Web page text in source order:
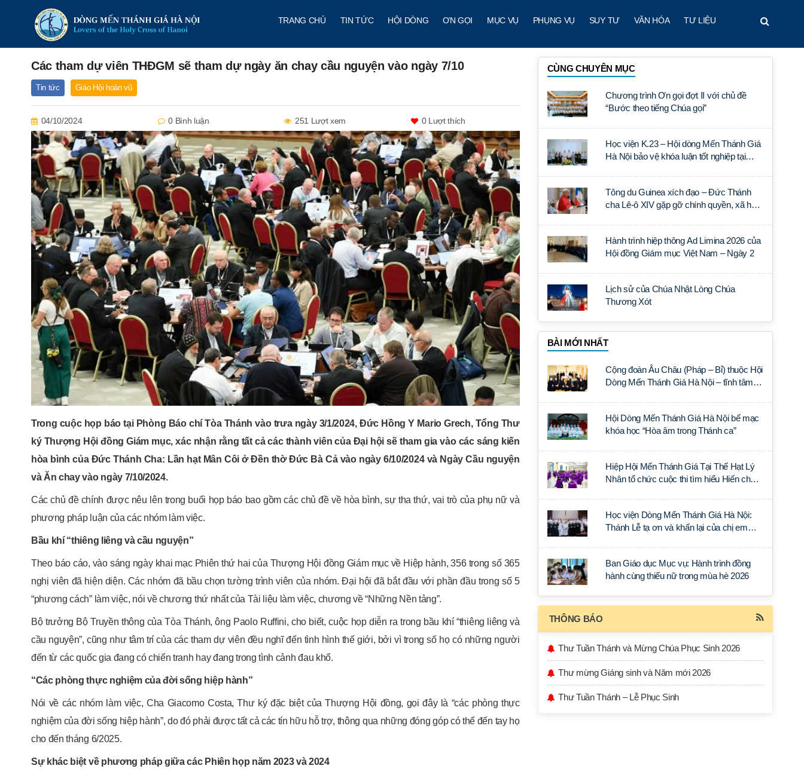
TRANG CHỦ TIN TỨC HỘI DÒNG ƠN GỌI MỤC VỤ PHỤNG VỤ SUY TƯ VĂN HÓA TƯ LIỆU
Các tham dự viên THĐGM sẽ tham dự ngày ăn chay cầu nguyện vào ngày 7/10
Tin tức Giáo Hội hoàn vũ
04/10/2024 0 Bình luận 251 Lượt xem 0Lượt thích
Trong cuộc họp báo tại Phòng Báo chí Tòa Thánh vào trưa ngày 3/1/2024, Đức Hồng Y Mario Grech, Tổng Thư
ký Thượng Hội đồng Giám mục, xác nhận rằng tất cả các thành viên của Đại hội sẽ tham gia vào các sáng kiến
hòa bình của Đức Thánh Cha: Lần hạt Mân Côi ở Đền thờ Đức Bà Cả vào ngày 6/10/2024 và Ngày Cầu nguyện
và Ăn chay vào ngày 7/10/2024.
Các chủ đề chính được nêu lên trong buổi họp báo bao gồm các chủ đề về hòa bình, sự tha thứ, vai trò của phụ nữ và
phương pháp luận của các nhóm làm việc.
Bầu khí “thiêng liêng và cầu nguyện”
Theo báo cáo, vào sáng ngày khai mạc Phiên thứ hai của Thượng Hội đồng Giám mục về Hiệp hành, 356 trong số 365
nghị viên đã hiện diện. Các nhóm đã bầu chọn tường trình viên của nhóm. Đại hội đã bắt đầu với phần đầu trong số 5
“phương cách” làm việc, nói về chương thứ nhất của Tài liệu làm việc, chương về “Những Nền tảng”.
Bộ trưởng Bộ Truyền thông của Tòa Thánh, ông Paolo Ruffini, cho biết, cuộc họp diễn ra trong bầu khí “thiêng liêng và
cầu nguyện”, cũng như tâm trí của các tham dự viên đều nghĩ đến tình hình thế giới, bởi vì trong số họ có những người
đến từ các quốc gia đang có chiến tranh hay đang trong tình cảnh đau khổ.
“Các phòng thực nghiệm của đời sống hiệp hành”
Nói về các nhóm làm việc, Cha Giacomo Costa, Thư ký đặc biệt của Thượng Hội đồng, gọi đây là “các phòng thực
nghiệm của đời sống hiệp hành”, do đó phải được tất cả các tín hữu hỗ trợ, thông qua những đóng góp có thể đến tay họ
cho đến tháng 6/2025.
Sự khác biệt về phương pháp giữa các Phiên họp năm 2023 và 2024
CÙNG CHUYÊN MỤC
Chương trình Ơn gọi đợt II với chủ đề
“Bước theo tiếng Chúa gọi”
Học viện K.23 – Hội dòng Mến Thánh Giá
Hà Nội bảo vệ khóa luận tốt nghiệp tại
Tông du Guinea xích đạo – Đức Thánh
cha Lê-ô XIV gặp gỡ chính quyền, xã hội
Hành trình hiệp thông Ad Limina 2026 của
Hội đồng Giám mục Việt Nam – Ngày 2
Lịch sử của Chúa Nhật Lòng Chúa
Thương Xót
BÀI MỚI NHẤT
Cộng đoàn Âu Châu (Pháp – Bỉ) thuộc Hội
Dòng Mến Thánh Giá Hà Nội – tĩnh tâm
Hội Dòng Mến Thánh Giá Hà Nội bế mạc
khóa học “Hòa âm trong Thánh ca”
Hiệp Hội Mến Thánh Giá Tại Thế Hạt Lý
Nhân tổ chức cuộc thi tìm hiểu Hiến chế
Học viện Dòng Mến Thánh Giá Hà Nội:
Thánh Lễ tạ ơn và khấn lại của chị em
Ban Giáo dục Mục vụ: Hành trình đồng
hành cùng thiếu nữ trong mùa hè 2026
THÔNG BÁO
Thư Tuần Thánh và Mừng Chúa Phục Sinh 2026
Thư mừng Giáng sinh và Năm mới 2026
Thư Tuần Thánh – Lễ Phục Sinh